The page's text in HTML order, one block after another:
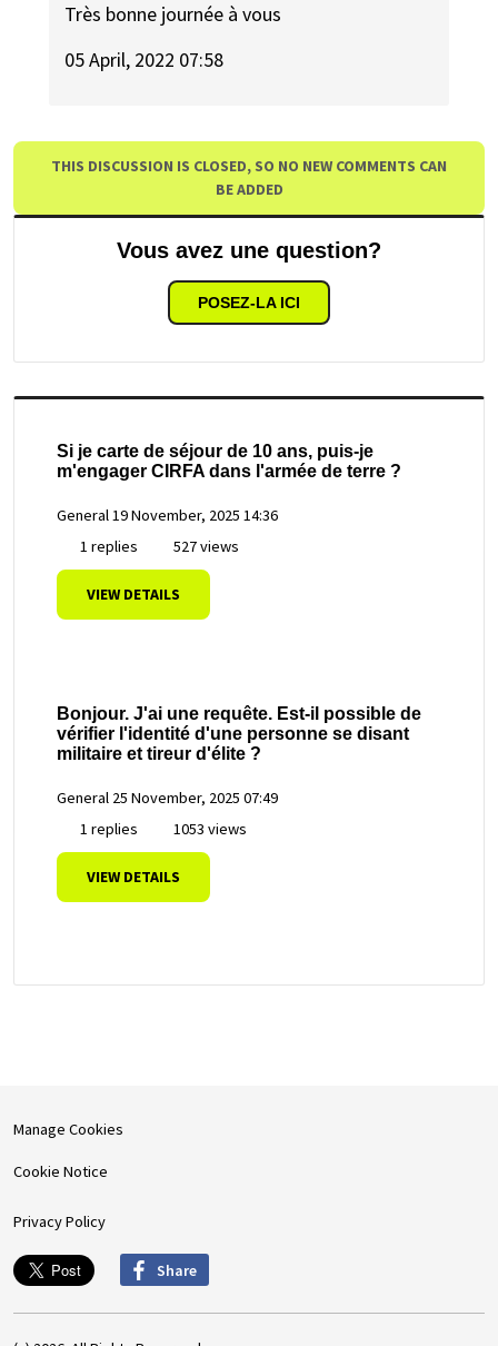
Très bonne journée à vous
05 April, 2022 07:58
THIS DISCUSSION IS CLOSED, SO NO NEW COMMENTS CAN
BE ADDED
Vous avez une question?
POSEZ-LA ICI
Si je carte de séjour de 10 ans, puis-je
m'engager CIRFA dans l'armée de terre ?
General19 November, 2025 14:36
1 replies
527 views
VIEW DETAILS
Bonjour. J'ai une requête. Est-il possible de
vérifier l'identité d'une personne se disant
militaire et tireur d'élite ?
General 25 November, 2025 07:49
1 replies
1053 views
VIEW DETAILS
Manage Cookies
Cookie Notice
Privacy Policy
Share